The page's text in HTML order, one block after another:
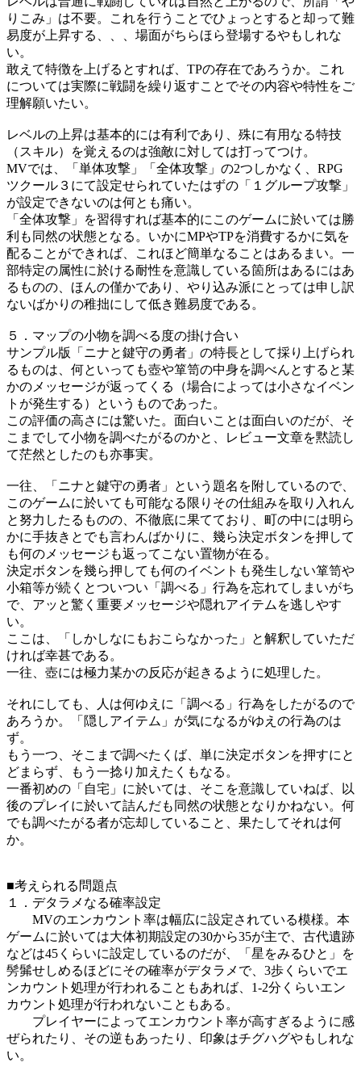
りこみ」は不要。これを行うことでひょっとすると却って難
易度が上昇する、、、場面がちらほら登場するやもしれな
い。
敢えて特徴を上げるとすれば、TPの存在であろうか。これ
については実際に戦闘を繰り返すことでその内容や特性をご
理解願いたい。
レベルの上昇は基本的には有利であり、殊に有用なる特技
（スキル）を覚えるのは強敵に対しては打ってつけ。
MVでは、「単体攻撃」「全体攻撃」の2つしかなく、RPG
ツクール３にて設定せられていたはずの「１グループ攻撃」
が設定できないのは何とも痛い。
「全体攻撃」を習得すれば基本的にこのゲームに於いては勝
利も同然の状態となる。いかにMPやTPを消費するかに気を
配ることができれば、これほど簡単なることはあるまい。一
部特定の属性に於ける耐性を意識している箇所はあるにはあ
るものの、ほんの僅かであり、やり込み派にとっては申し訳
ないばかりの稚拙にして低き難易度である。
５．マップの小物を調べる度の掛け合い
サンプル版「ニナと鍵守の勇者」の特長として採り上げられ
るものは、何といっても壺や箪笥の中身を調べんとすると某
かのメッセージが返ってくる（場合によっては小さなイベン
トが発生する）というものであった。
この評価の高さには驚いた。面白いことは面白いのだが、そ
こまでして小物を調べたがるのかと、レビュー文章を黙読し
て茫然としたのも亦事実。
一往、「ニナと鍵守の勇者」という題名を附しているので、
このゲームに於いても可能なる限りその仕組みを取り入れん
と努力したるものの、不徹底に果てており、町の中には明ら
かに手抜きとでも言わんばかりに、幾ら決定ボタンを押して
も何のメッセージも返ってこない置物が在る。
決定ボタンを幾ら押しても何のイベントも発生しない箪笥や
小箱等が続くとついつい「調べる」行為を忘れてしまいがち
で、アッと驚く重要メッセージや隠れアイテムを逃しやす
い。
ここは、「しかしなにもおこらなかった」と解釈していただ
ければ幸甚である。
一往、壺には極力某かの反応が起きるように処理した。
それにしても、人は何ゆえに「調べる」行為をしたがるので
あろうか。「隠しアイテム」が気になるがゆえの行為のは
ず。
もう一つ、そこまで調べたくば、単に決定ボタンを押すにと
どまらず、もう一捻り加えたくもなる。
一番初めの「自宅」に於いては、そこを意識していねば、以
後のプレイに於いて詰んだも同然の状態となりかねない。何
でも調べたがる者が忘却していること、果たしてそれは何
か。
■考えられる問題点
１．デタラメなる確率設定
MVのエンカウント率は幅広に設定されている模様。本
ゲームに於いては大体初期設定の30から35が主で、古代遺跡
などは45くらいに設定しているのだが、「星をみるひと」を
髣髴せしめるほどにその確率がデタラメで、3歩くらいでエ
ンカウント処理が行われることもあれば、1-2分くらいエン
カウント処理が行われないこともある。
プレイヤーによってエンカウント率が高すぎるように感
ぜられたり、その逆もあったり、印象はチグハグやもしれな
い。